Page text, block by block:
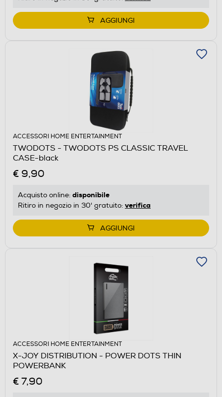
AGGIUNGI
ACCESSORI HOME ENTERTAINMENT
TWODOTS - TWODOTS PS CLASSIC TRAVEL
CASE-black
€ 9,90
Acquisto online: disponibile
Ritiro in negozio in 30' gratuito: verifica
AGGIUNGI
ACCESSORI HOME ENTERTAINMENT
X-JOY DISTRIBUTION - POWER DOTS THIN
POWERBANK
€ 7,90